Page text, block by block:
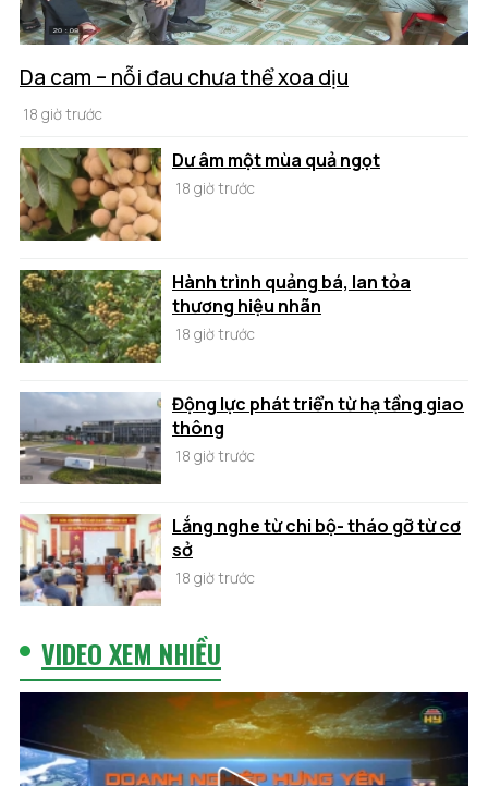
Da cam – nỗi đau chưa thể xoa dịu
18 giờ trước
Dư âm một mùa quả ngọt
18 giờ trước
Hành trình quảng bá, lan tỏa
thương hiệu nhãn
18 giờ trước
Động lực phát triển từ hạ tầng giao
thông
18 giờ trước
Lắng nghe từ chi bộ- tháo gỡ từ cơ
sở
18 giờ trước
VIDEO XEM NHIỀU